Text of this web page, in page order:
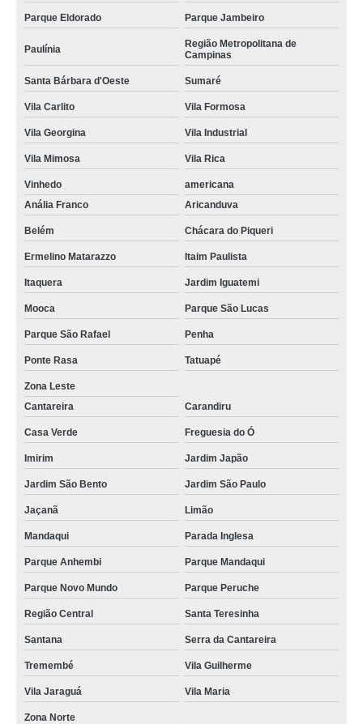
Parque Eldorado Parque Jambeiro
Paulínia
Região Metropolitana de
Campinas
Santa Bárbara d'Oeste Sumaré
Vila Carlito Vila Formosa
Vila Georgina Vila Industrial
Vila Mimosa Vila Rica
Vinhedo
americana
Anália Franco
Aricanduva
Belém Chácara do Piqueri
Ermelino Matarazzo Itaim Paulista
Itaquera Jardim Iguatemi
Mooca Parque São Lucas
Parque São Rafael Penha
Ponte Rasa Tatuapé
Zona Leste
Cantareira
Carandiru
Casa Verde Freguesia do Ó
Imirim Jardim Japão
Jardim São Bento Jardim São Paulo
Jaçanã Limão
Mandaqui Parada Inglesa
Parque Anhembi Parque Mandaqui
Parque Novo Mundo Parque Peruche
Região Central Santa Teresinha
Santana Serra da Cantareira
Tremembé Vila Guilherme
Vila Jaraguá Vila Maria
Zona Norte